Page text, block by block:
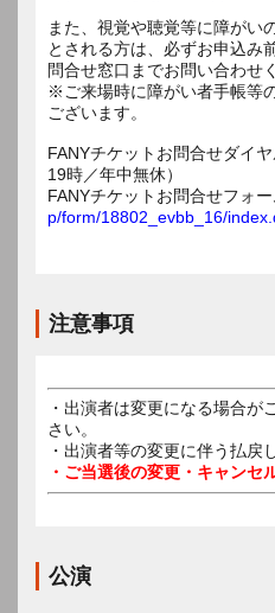
また、視覚や聴覚等に障がい
とされる方は、必ずお申込み
問合せ窓口までお問い合わせ
※ご来場時に障がい者手帳等
ございます。
FANYチケットお問合せダイ
19時／年中無休）
FANYチケットお問合せフォ
p/form/18802_evbb_16/
注意事項
・出演者は変更になる場合が
さい。
・出演者等の変更に伴う払戻
・ご当選後の変更・キャンセ
公演